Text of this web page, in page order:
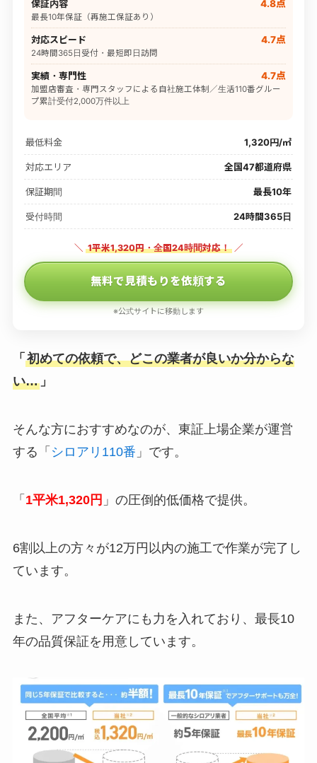
保証内容 4.8点
最長10年保証（再施工保証あり）
対応スピード 4.7点
24時間365日受付・最短即日訪問
実績・専門性 4.7点
加盟店審査・専門スタッフによる自社施工体制／生活110番グルー
プ累計受付2,000万件以上
最低料金 1,320円/㎡
対応エリア 全国47都道府県
保証期間 最長10年
受付時間 24時間365日
＼ 1平米1,320円・全国24時間対応！ ／
無料で見積もりを依頼する
※公式サイトに移動します
「 初めての依頼で、どこの業者が良いか分からな
い…」
そんな方におすすめなのが、東証上場企業が運営
する「 シロアリ110番 」です。
「 1平米1,320円 」の圧倒的低価格で提供。
6割以上の方々が12万円以内の施工で作業が完了し
ています。
また、アフターケアにも力を入れており、最長10
年の品質保証を用意しています。